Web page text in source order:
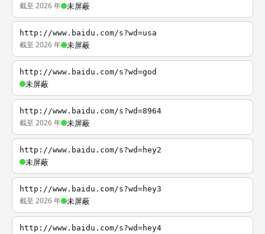
截至 2026 年 未屏蔽
http://www.baidu.com/s?wd=usa
截至 2026 年 未屏蔽
http://www.baidu.com/s?wd=god
未屏蔽
http://www.baidu.com/s?wd=8964
截至 2026 年 未屏蔽
http://www.baidu.com/s?wd=hey2
未屏蔽
http://www.baidu.com/s?wd=hey3
截至 2026 年 未屏蔽
http://www.baidu.com/s?wd=hey4